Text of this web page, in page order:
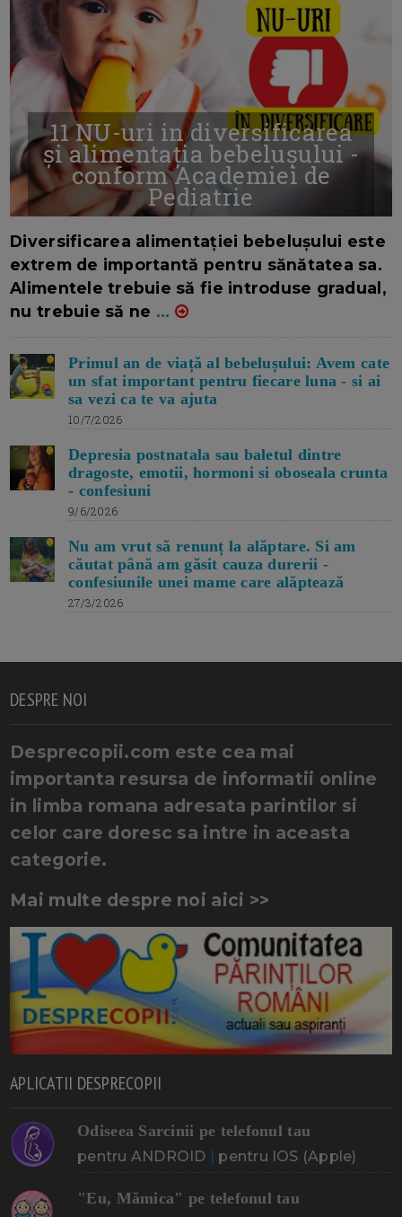
11 NU-uri in diversificarea
și alimentația bebelușului -
conform Academiei de
Pediatrie
Diversificarea alimentației bebelușului este
extrem de importantă pentru sănătatea sa.
Alimentele trebuie să fie introduse gradual,
nu trebuie să ne ...
Primul an de viață al bebelușului: Avem cate
un sfat important pentru fiecare luna - si ai
sa vezi ca te va ajuta
10/7/2026
Depresia postnatala sau baletul dintre
dragoste, emotii, hormoni si oboseala crunta
- confesiuni
9/6/2026
Nu am vrut să renunț la alăptare. Si am
căutat până am găsit cauza durerii -
confesiunile unei mame care alăptează
27/3/2026
DESPRE NOI
Desprecopii.com este cea mai
importanta resursa de informatii online
in limba romana adresata parintilor si
celor care doresc sa intre in aceasta
categorie.
Mai multe despre noi aici >>
APLICATII DESPRECOPII
Odiseea Sarcinii pe telefonul tau
pentru ANDROID | pentru IOS (Apple)
"Eu, Mămica" pe telefonul tau